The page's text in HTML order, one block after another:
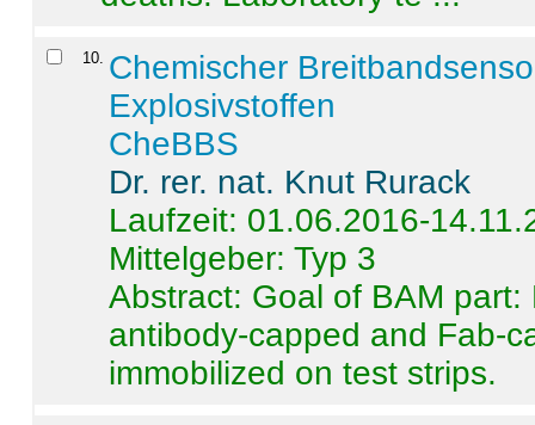
10 Chemischer
Explosivstoffen
CheBBS
Dr. rer. nat. Knut Rurack
Laufzeit: 01.06.2016-
Mittelgeber: Typ 3
Abstract: Goal of BAM
antibody-capped and Fab-
immobilized on test strips.